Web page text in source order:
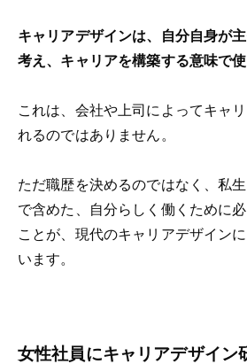
キャリアデザインは、自分自身が
考え、キャリアを構築する意味で使
これは、会社や上司によってキャ
れるのではありません。
ただ職歴を決めるのではなく、私
で含めた、自分らしく働くために
ことが、現代のキャリアデザイン
います。
女性社員にキャリアデザイン